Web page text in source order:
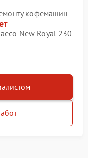
кофемашин
New Royal 230